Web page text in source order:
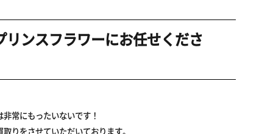
ンスフラワーにお任せくださ
常にもったいないです！
りをさせていただいております。